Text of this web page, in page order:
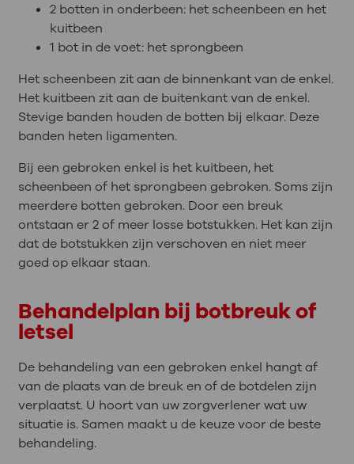
2 botten in onderbeen: het scheenbeen en het
kuitbeen
1 bot in de voet: het sprongbeen
Het scheenbeen zit aan de binnenkant van de enkel.
Het kuitbeen zit aan de buitenkant van de enkel.
Stevige banden houden de botten bij elkaar. Deze
banden heten ligamenten.
Bij een gebroken enkel is het kuitbeen, het
scheenbeen of het sprongbeen gebroken. Soms zijn
meerdere botten gebroken. Door een breuk
ontstaan er 2 of meer losse botstukken. Het kan zijn
dat de botstukken zijn verschoven en niet meer
goed op elkaar staan.
Behandelplan bij botbreuk of
letsel
De behandeling van een gebroken enkel hangt af
van de plaats van de breuk en of de botdelen zijn
verplaatst. U hoort van uw zorgverlener wat uw
situatie is. Samen maakt u de keuze voor de beste
behandeling.